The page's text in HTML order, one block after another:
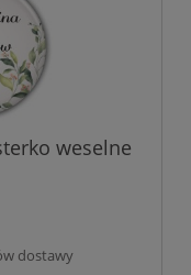
weselne
dostawy